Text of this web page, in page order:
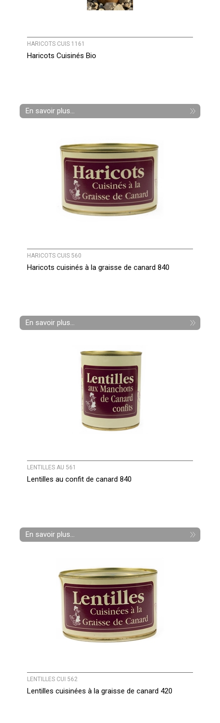
HARICOTS CUIS 1161
Haricots Cuisinés Bio
En savoir plus...
HARICOTS CUIS 560
Haricots cuisinés à la graisse de canard 840
En savoir plus...
LENTILLES AU 561
Lentilles au confit de canard 840
En savoir plus...
LENTILLES CUI 562
Lentilles cuisinées à la graisse de canard 420